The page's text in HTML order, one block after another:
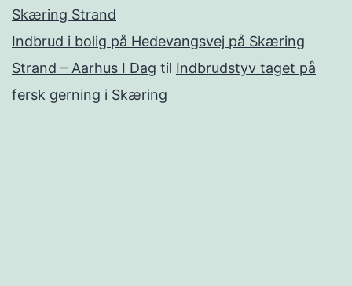
Skæring Strand
Indbrud i bolig på Hedevangsvej på Skæring
Strand – Aarhus I Dag til Indbrudstyv taget på
fersk gerning i Skæring